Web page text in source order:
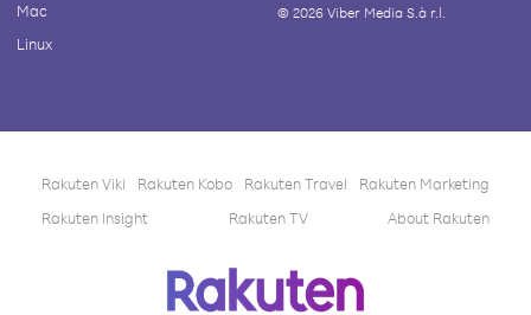
Mac
Linux
© 2026Viber Media S.à r.l.
Rakuten Viki Rakuten Kobo Rakuten Travel
Rakuten Marketing
Rakuten Insight
Rakuten TV About Rakuten